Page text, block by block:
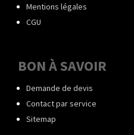
Mentions légales
CGU
BON À SAVOIR
Demande de devis
Contact par service
Sitemap